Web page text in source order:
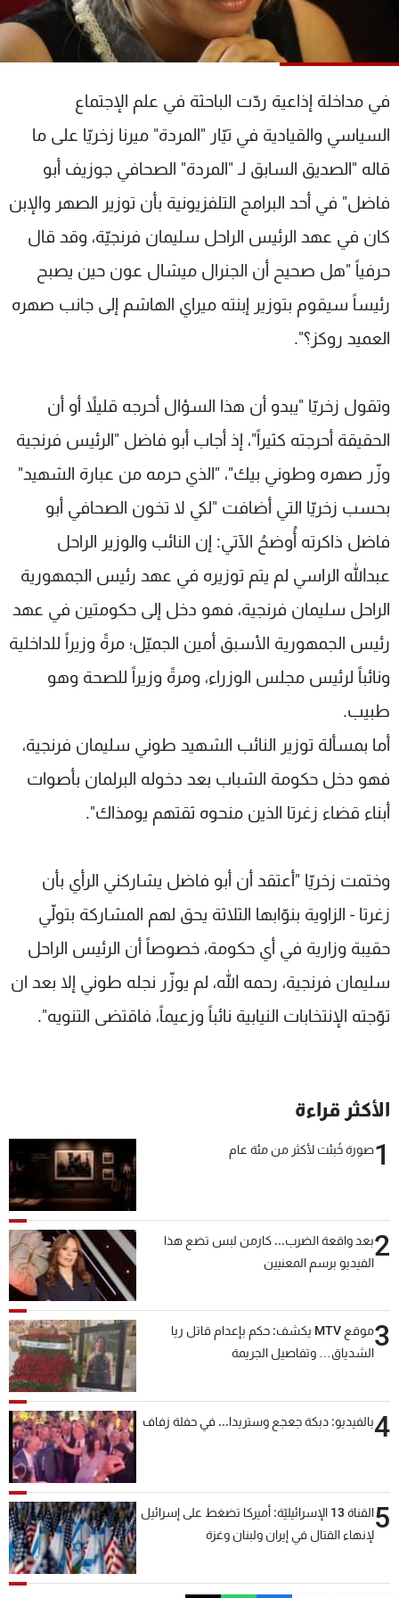
في مداخلة إذاعية ردّت الباحثة في علم الإجتماع
السياسي والقيادية في تيّار "المردة" ميرنا زخريّا على ما
قاله "الصديق السابق لـ "المردة" الصحافي جوزيف أبو
فاضل" في أحد البرامج التلفزيونية بأن توزير الصهر والإبن
كان في عهد الرئيس الراحل سليمان فرنجيّة، وقد قال
حرفياً "هل صحيح أن الجنرال ميشال عون حين يصبح
رئيساً سيقوم بتوزير إبنته ميراي الهاشم إلى جانب صهره
العميد روكز؟".
وتقول زخريّا "يبدو أن هذا السؤال أحرجه قليلاً أو أن
الحقيقة أحرجته كثيراً"، إذ أجاب أبو فاضل "الرئيس فرنجية
وزّر صهره وطوني بيك"، "الذي حرمه من عبارة الشهيد"
بحسب زخريّا التي أضافت "لكي لا تخون الصحافي أبو
فاضل ذاكرته أُوضحُ الآتي: إن النائب والوزير الراحل
عبدالله الراسي لم يتم توزيره في عهد رئيس الجمهورية
الراحل سليمان فرنجية، فهو دخل إلى حكومتين في عهد
رئيس الجمهورية الأسبق أمين الجميّل؛ مرةً وزيراً للداخلية
ونائباً لرئيس مجلس الوزراء، ومرةً وزيراً للصحة وهو
طبيب.
أما بمسألة توزير النائب الشهيد طوني سليمان فرنجية،
فهو دخل حكومة الشباب بعد دخوله البرلمان بأصوات
أبناء قضاء زغرتا الذين منحوه ثقتهم يومذاك".
وختمت زخريّا "أعتقد أن أبو فاضل يشاركني الرأي بأن
زغرتا - الزاوية بنوّابها الثلاثة يحق لهم المشاركة بتولّي
حقيبة وزارية في أي حكومة، خصوصاً أن الرئيس الراحل
سليمان فرنجية، رحمه الله، لم يوزّر نجله طوني إلا بعد ان
توّجته الإنتخابات النيابية نائباً وزعيماً، فاقتضى التنويه".
الأكثر قراءة
1صورة خُبئت لأكثر من مئة عام
2بعد واقعة الضرب... كارمن لبس تضع هذا
الفيديو برسم المعنيين
3
موقع MTV يكشف: حكم بإعدام قاتل ريا
الشدياق… وتفاصيل الجريمة
4بالفيديو: دبكة جعجع وستريدا... في حفلة زفاف
5
القناة 13 الإسرائيليّة: أميركا تضغط على إسرائيل
لإنهاء القتال في إيران ولبنان وغزة
شاهد البرامج
الترددات
عن MTV
لاعلاناتكم
وظائف
شروط الإسـتخدام